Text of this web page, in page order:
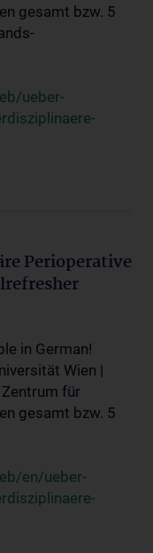
gesamt bzw. 5
ueber-
Perioperative
in German!
Wien |
für
gesamt bzw. 5
en/ueber-